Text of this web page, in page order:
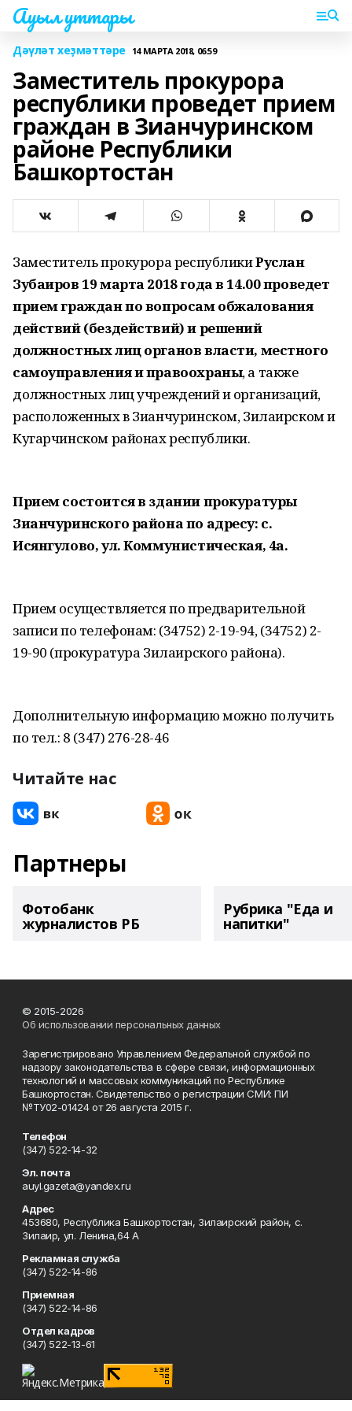
Ауыл уттары
Дәүләт хеҙмәттәре 14 МАРТА 2018, 06:59
Заместитель прокурора
республики проведет прием
граждан в Зианчуринском
районе Республики
Башкортостан
Заместитель прокурора республикиРуслан
Зубаиров 19 марта 2018 года в 14.00 проведет
прием граждан по вопросам обжалования
действий (бездействий) и решений
должностных лиц органов власти, местного
самоуправления и правоохраны, а также
должностных лиц учреждений и организаций,
расположенных в Зианчуринском, Зилаирском и
Кугарчинском районах республики.
Прием состоится в здании прокуратуры
Зианчуринского района по адресу: с.
Исянгулово, ул. Коммунистическая, 4а.
Прием осуществляется по предварительной
записи по телефонам: (34752) 2-19-94, (34752) 2-
19-90 (прокуратура Зилаирского района).
Дополнительную информацию можно получить
по тел.: 8 (347) 276-28-46
Читайте нас
Партнеры
Фотобанк
журналистов РБ
Рубрика "Еда и
напитки"
© 2015-2026
Об использовании персональных данных
Зарегистрировано Управлением Федеральной службой по
надзору законодательства в сфере связи, информационных
технологий и массовых коммуникаций по Республике
Башкортостан. Свидетельство о регистрации СМИ: ПИ
№ТУ02-01424 от 26 августа 2015 г.
Телефон
(347) 522-14-32
Эл. почта
auyl.gazeta@yandex.ru
Адрес
453680, Республика Башкортостан, Зилаирский район, с.
Зилаир, ул. Ленина,64 А
Рекламная служба
(347) 522-14-86
Приемная
(347) 522-14-86
Отдел кадров
(347) 522-13-61